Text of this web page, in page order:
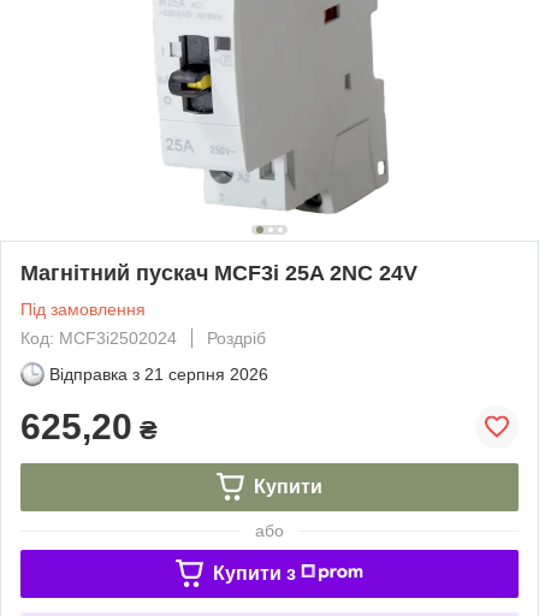
Магнітний пускач MCF3i 25A 2NC 24V
Під замовлення
Код: MCF3i2502024
Роздріб
Відправка з 21 серпня 2026
625,20 ₴
Купити
або
Купити з